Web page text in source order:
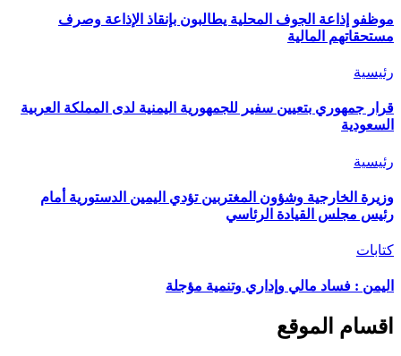
موظفو إذاعة الجوف المحلية يطالبون بإنقاذ الإذاعة وصرف
مستحقاتهم المالية
رئيسية
قرار جمهوري بتعيين سفير للجمهورية اليمنية لدى المملكة العربية
السعودية
رئيسية
وزيرة الخارجية وشؤون المغتربين تؤدي اليمين الدستورية أمام
رئيس مجلس القيادة الرئاسي
كتابات
اليمن : فساد مالي وإداري وتنمية مؤجلة
اقسام الموقع